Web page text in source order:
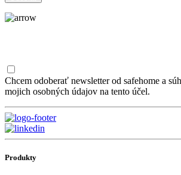
Chcem odoberať newsletter od safehome a
mojich osobných údajov na tento účel.
Produkty